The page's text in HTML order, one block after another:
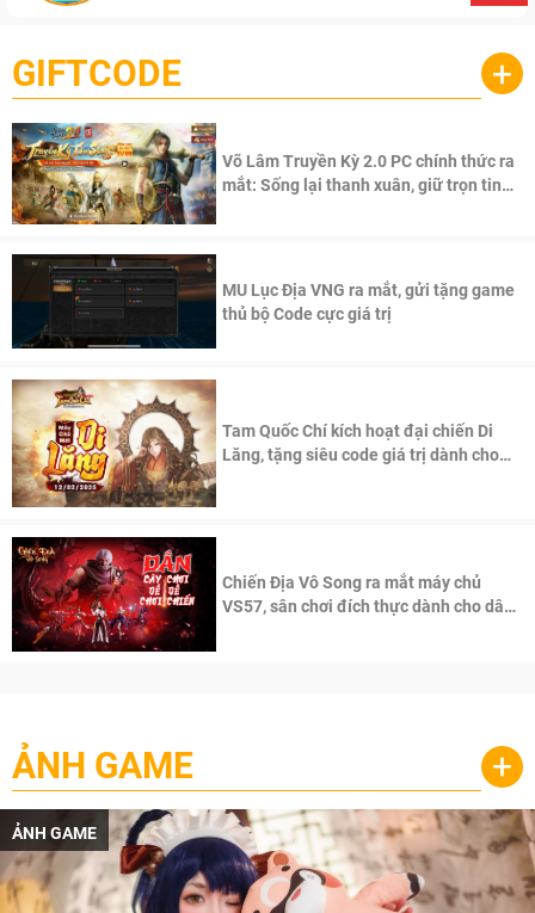
GIFTCODE +
Võ Lâm Truyền Kỳ 2.0 PC chính thức ra
mắt: Sống lại thanh xuân, giữ trọn tinh
MU Lục Địa VNG ra mắt, gửi tặng game
thủ bộ Code cực giá trị
Tam Quốc Chí kích hoạt đại chiến Di
Lăng, tặng siêu code giá trị dành cho
Chiến Địa Vô Song ra mắt máy chủ
VS57, sân chơi đích thực dành cho dân
ẢNH GAME +
ẢNH GAME